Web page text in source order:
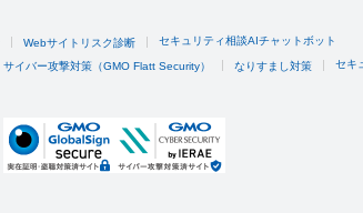
Webサイトリスク診断 セキュリティ相談AIチャットボット
サイバー攻撃対策（GMO Flatt Security） なりすまし対策 セキ